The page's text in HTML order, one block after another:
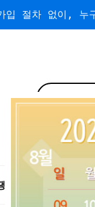
입 절차 없이, 누
처리/왕도매